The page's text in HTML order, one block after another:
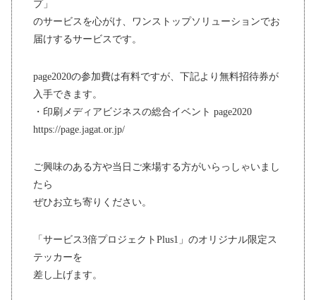
プ」
のサービスを心がけ、ワンストップソリューションでお
届けするサービスです。
page2020の参加費は有料ですが、下記より無料招待券が
入手できます。
・印刷メディアビジネスの総合イベント page2020
https://page.jagat.or.jp/
ご興味のある方や当日ご来場する方がいらっしゃいまし
たら
ぜひお立ち寄りください。
「サービス3倍プロジェクトPlus1」のオリジナル限定ス
テッカーを
差し上げます。